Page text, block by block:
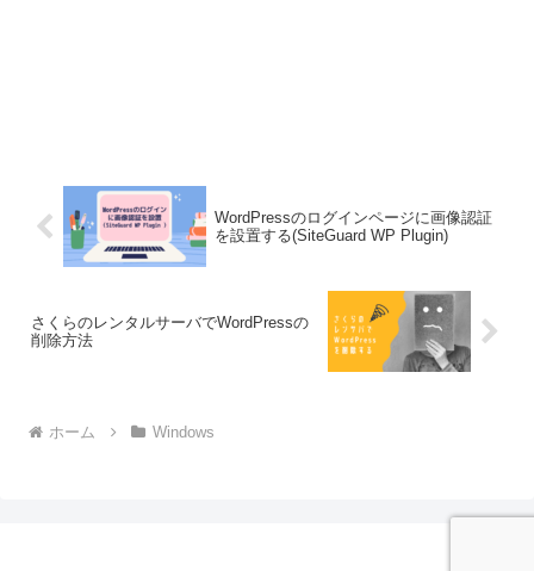
WordPressのログインページに画像認証
を設置する(SiteGuard WP Plugin)
さくらのレンタルサーバでWordPressの
削除方法
ホーム Windows